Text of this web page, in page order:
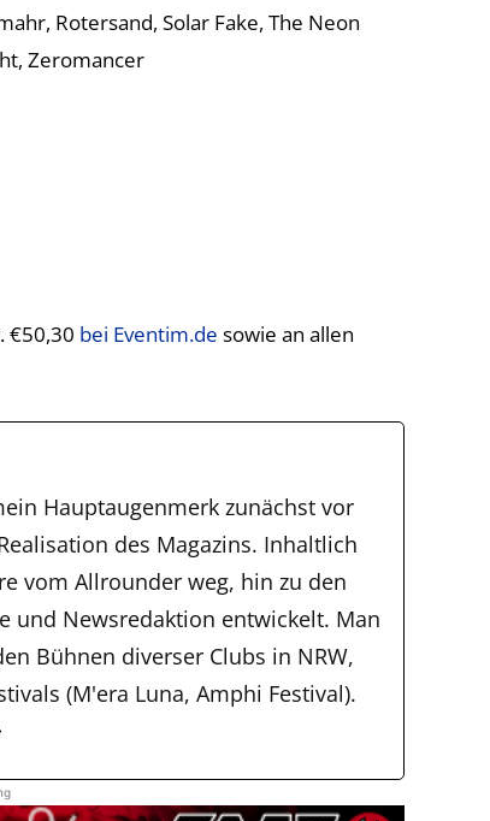
Rotersand, Solar Fake, The Neon
Zeromancer
€50,30 bei Eventim.de sowie an allen
Hauptaugenmerk zunächst vor
des Magazins. Inhaltlich
vom Allrounder weg, hin zu den
und Newsredaktion entwickelt. Man
Bühnen diverser Clubs in NRW,
(M'era Luna, Amphi Festival).